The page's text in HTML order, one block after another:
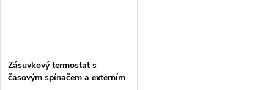
Zásuvkový termostat s
časovým spínačem a externím